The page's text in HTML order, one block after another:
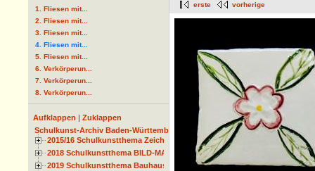
1. Fliesen mit...
2. Fliesen mit...
3. Fliesen mit...
4. Fliesen mit...
5. Fliesen mit...
6. Verkörperun...
7. Verkörperun...
8. Verkörperun...
Aufklappen | Zuklappen
Schulkunst-Archiv Baden-Württemberg
2015/16 Schulkunstthema Zeichnen
2018 Schulkunstthema BILD-MATERIAL-OBJEKT
2019 Schulkunstthema Bauhaus
erste vorherige